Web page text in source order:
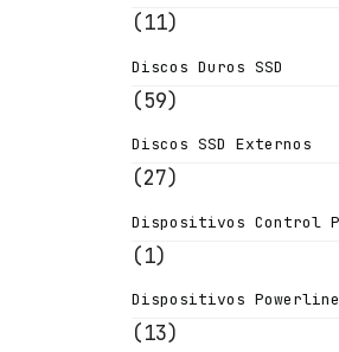
(11)
Discos Duros SSD
(59)
Discos SSD Externos
(27)
Dispositivos Control
(1)
Dispositivos
(13)